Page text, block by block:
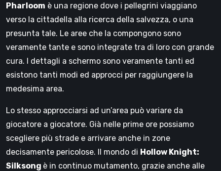
Pharloom è una regione dove i pellegrini viaggiano
verso la cittadella alla ricerca della salvezza, o una
presunta tale. Le aree che la compongono sono
veramente tante e sono integrate tra di loro con grande
cura. I dettagli a schermo sono veramente tanti ed
esistono tanti modi ed approcci per raggiungere la
medesima area.
Lo stesso approcciarsi ad un’area può variare da
giocatore a giocatore. Già nelle prime ore possiamo
scegliere più strade e arrivare anche in zone
decisamente pericolose. Il mondo di Hollow Knight:
Silksong è in continuo mutamento, grazie anche alle